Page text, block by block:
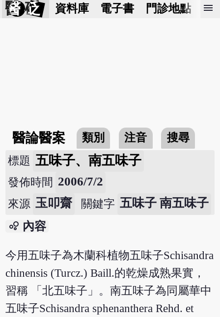
醫 砭 資料庫 電子書 門診地點 預
menu
醫論醫案 類別 注音
搜尋
標題 五味子、南五味子
發佈時間 2006/7/2
來源 玉叩齋 關鍵字 五味子 南五味子
bubble_chart 內容
今用五味子為木蘭科植物五味子Schisandra
chinensis (Turcz.) Baill.的乾燥成熟果實，
習稱 「北五味子」。南五味子為同屬華中
五味子Schisandra sphenanthera Rehd. et